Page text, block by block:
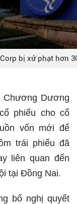
bị xử phạt hơn
Chương Dương
phiếu cho cổ
vốn mới để
trái phiếu đã
liên quan đến
tại Đồng Nai.
bố nghị quyết